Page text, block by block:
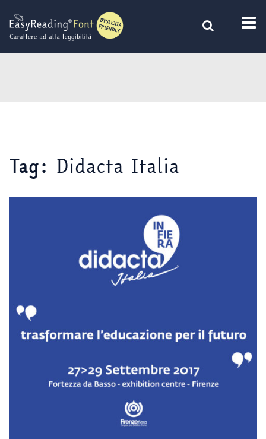
contenuto
Tag: Didacta Italia